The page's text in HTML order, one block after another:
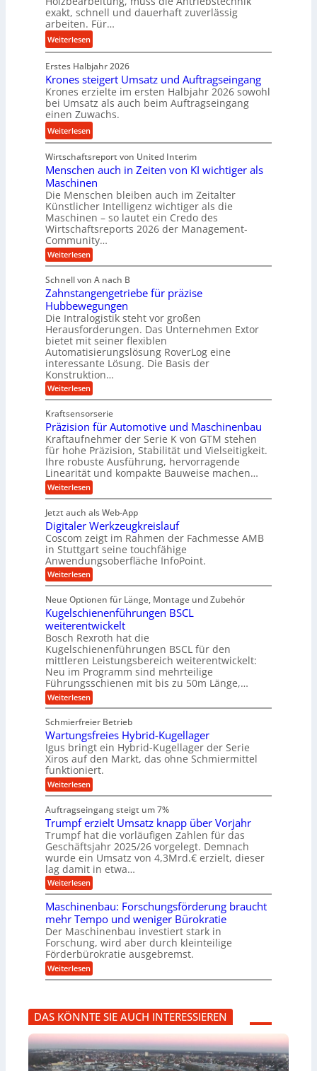
a
n
d
h
a
l
l
s
e
n
s
o
r
e
n
e
w
i
n
e
r
i
b
u
n
d
H
y
d
r
a
u
k
i
m
V
e
r
g
l
c
h
exakt, schnell und dauerhaft zuverlässig
arbeiten. Für…
Weiterlesen:
P
r
ä
z
i
s
e
u
n
d
l
a
n
g
l
e
b
i
g
e
K
u
g
e
l
g
e
w
n
d
e
t
r
i
e
b
e
f
ü
r
r
a
u
e
U
m
g
e
b
u
n
g
e
n
Erstes Halbjahr 2026
Krones steigert Umsatz und Auftragseingang
Krones erzielte im ersten Halbjahr 2026 sowohl
bei Umsatz als auch beim Auftragseingang
einen Zuwachs.
Weiterlesen:
K
r
o
n
e
s
s
t
e
i
g
e
r
t
U
m
s
a
t
z
u
n
d
A
u
f
t
a
g
s
e
i
n
g
a
n
g
Wirtschaftsreport von United Interim
Menschen auch in Zeiten von KI wichtiger als
Maschinen
Die Menschen bleiben auch im Zeitalter
Künstlicher Intelligenz wichtiger als die
Maschinen – so lautet ein Credo des
Wirtschaftsreports 2026 der Management-
Community…
Weiterlesen:
M
n
s
c
h
e
n
a
u
c
h
i
n
Z
e
e
n
v
o
n
K
I
w
i
c
h
t
i
g
e
a
l
s
M
a
s
c
h
i
n
e
n
Schnell von A nach B
Zahnstangengetriebe für präzise
Hubbewegungen
Die Intralogistik steht vor großen
Herausforderungen. Das Unternehmen Extor
bietet mit seiner flexiblen
Automatisierungslösung RoverLog eine
interessante Lösung. Die Basis der
Konstruktion…
Weiterlesen:
Z
h
n
s
t
a
n
g
e
n
e
t
r
i
e
b
e
f
r
p
r
ä
z
i
s
e
H
u
b
e
w
e
g
u
n
g
e
Kraftsensorserie
Präzision für Automotive und Maschinenbau
Kraftaufnehmer der Serie K von GTM stehen
für hohe Präzision, Stabilität und Vielseitigkeit.
Ihre robuste Ausführung, hervorragende
Linearität und kompakte Bauweise machen…
Weiterlesen:
P
ä
z
i
s
i
o
n
f
r
A
u
t
o
m
o
t
i
v
e
n
d
M
a
s
c
h
i
e
n
b
a
u
Jetzt auch als Web-App
Digitaler Werkzeugkreislauf
Coscom zeigt im Rahmen der Fachmesse AMB
in Stuttgart seine touchfähige
Anwendungsoberfläche InfoPoint.
Weiterlesen:
D
g
i
t
a
l
e
r
W
e
r
k
z
e
u
g
k
r
e
i
s
a
u
f
Neue Optionen für Länge, Montage und Zubehör
Kugelschienenführungen BSCL
weiterentwickelt
Bosch Rexroth hat die
Kugelschienenführungen BSCL für den
mittleren Leistungsbereich weiterentwickelt:
Neu im Programm sind mehrteilige
Führungsschienen mit bis zu 50m Länge,…
Weiterlesen:
K
g
e
l
s
c
h
i
e
e
n
f
ü
h
r
u
n
g
e
n
B
S
C
L
w
e
i
r
e
n
t
w
i
Schmierfreier Betrieb
Wartungsfreies Hybrid-Kugellager
Igus bringt ein Hybrid-Kugellager der Serie
Xiros auf den Markt, das ohne Schmiermittel
funktioniert.
Weiterlesen:
W
r
t
u
n
g
s
r
e
e
s
H
y
b
r
i
d
u
g
l
l
a
Auftragseingang steigt um 7%
Trumpf erzielt Umsatz knapp über Vorjahr
Trumpf hat die vorläufigen Zahlen für das
Geschäftsjahr 2025/26 vorgelegt. Demnach
wurde ein Umsatz von 4,3Mrd.€ erzielt, dieser
lag damit in etwa…
Weiterlesen:
T
u
m
p
f
e
r
z
i
t
U
s
a
t
Maschinenbau: Forschungsförderung braucht
mehr Tempo und weniger Bürokratie
Der Maschinenbau investiert stark in
Forschung, wird aber durch kleinteilige
Förderbürokratie ausgebremst.
Weiterlesen:
M
c
h
i
n
e
n
b
DAS KÖNNTE SIE AUCH INTERESSIEREN